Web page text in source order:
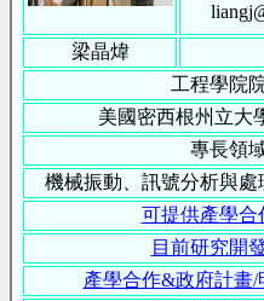
梁晶煒
工程學院
美國密西根州立大
專長領
機械振動、訊號分析與
可提供產學合
目前研究開
產學合作&政府計畫/